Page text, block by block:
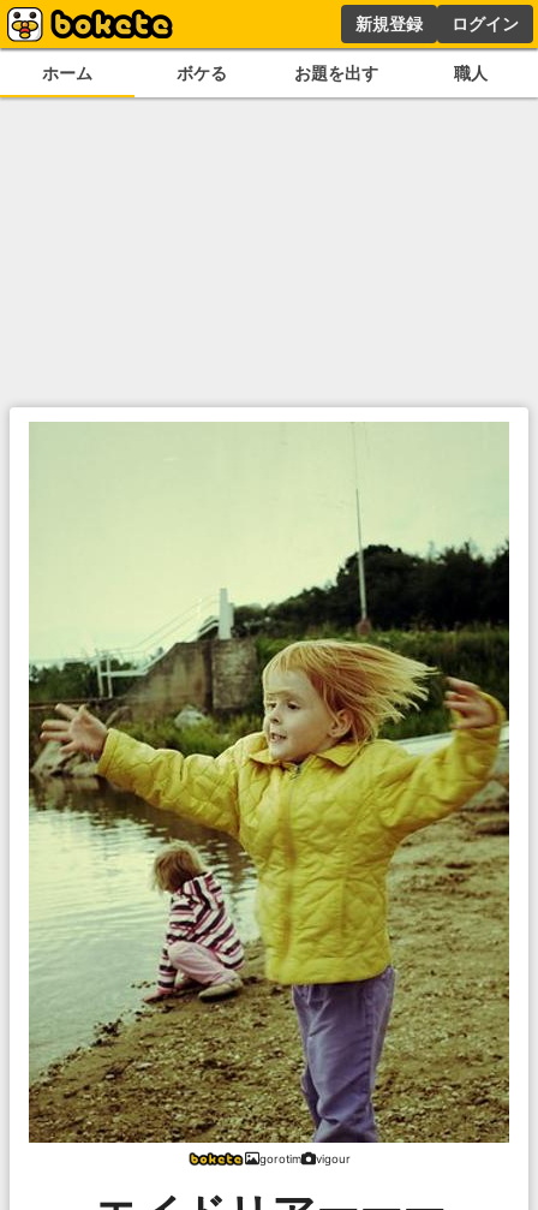
新規登録 ログイン
ホーム ボケる お題を出す 職人
gorotim vigour